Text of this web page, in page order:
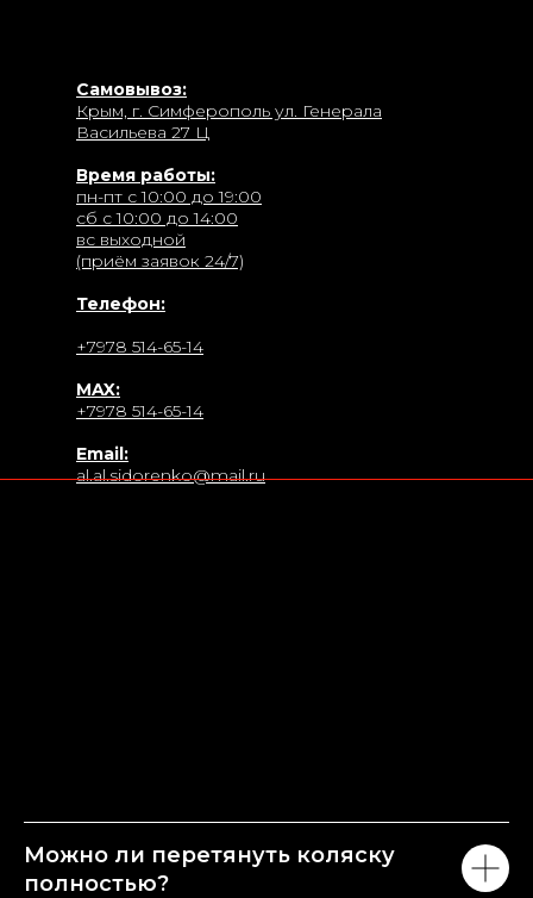
Самовывоз:
Крым, г. Симферополь ул. Генерала
Васильева 27 Ц
Время работы:
пн-пт с 10:00 до 19:00
сб с 10:00 до 14:00
вс выходной
(приём заявок 24/7)
Телефон:
+7978 514-65-14
MAX:
+7978 514-65-14
Email:
al.al.sidorenko@mail.ru
Можно ли перетянуть коляску
полностью?